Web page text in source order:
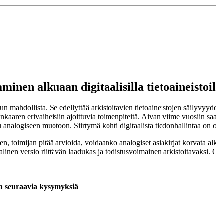
alkuaan digitaalisilla
mahdollista. Se edellyttää arkistoitavien tietoaineistojen
erivaiheisiin ajoittuvia toimenpiteitä. Aivan viime vuosiin
analogiseen muotoon. Siirtymä kohti digitaalista tiedonhallintaa on
toimijan pitää arvioida, voidaanko analogiset asiakirjat korvata
versio riittävän laadukas ja todistusvoimainen
seuraavia kysymyksiä